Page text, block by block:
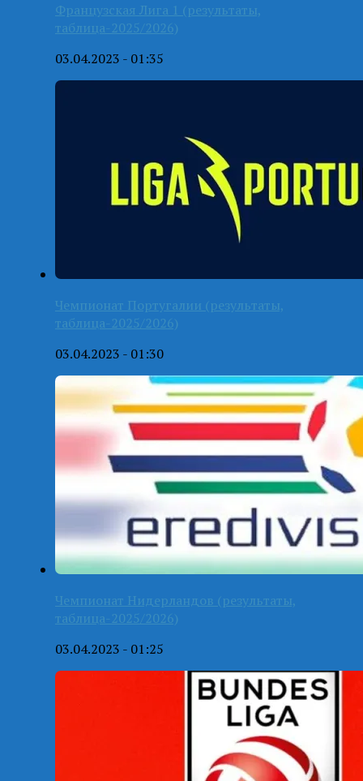
Французская Лига 1 (результаты,
таблица-2025/2026)
03.04.2023 - 01:35
Чемпионат Португалии (результаты,
таблица-2025/2026)
03.04.2023 - 01:30
Чемпионат Нидерландов (результаты,
таблица-2025/2026)
03.04.2023 - 01:25